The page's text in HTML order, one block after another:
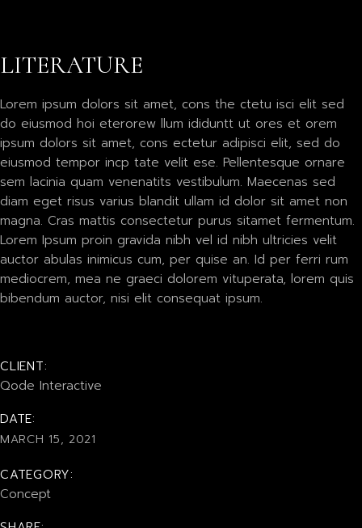
LITERATURE
Lorem ipsum dolors sit amet, cons the ctetu isci elit sed
do eiusmod hoi eterorew llum ididuntt ut ores et orem
ipsum dolors sit amet, cons ectetur adipisci elit, sed do
eiusmod tempor incp tate velit ese. Pellentesque ornare
sem lacinia quam venenatits vestibulum. Maecenas sed
diam eget risus varius blandit ullam id dolor sit amet non
magna. Cras mattis consectetur purus sitamet fermentum.
Lorem Ipsum proin gravida nibh vel id nibh ultricies velit
auctor abulas inimicus cum, per quise an. Id per ferri rum
mediocrem, mea ne graeci dolorem vituperata, lorem quis
bibendum auctor, nisi elit consequat ipsum.
CLIENT:
Qode Interactive
DATE:
MARCH 15, 2021
CATEGORY:
Concept